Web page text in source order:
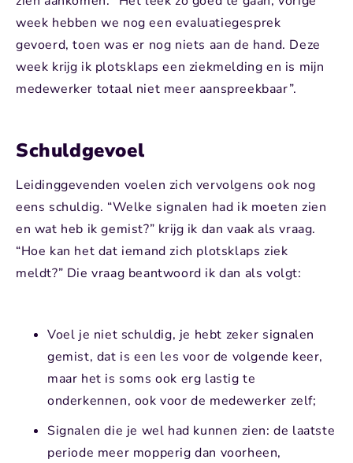
week hebben we nog een evaluatiegesprek
gevoerd, toen was er nog niets aan de hand. Deze
week krijg ik plotsklaps een ziekmelding en is mijn
medewerker totaal niet meer aanspreekbaar”.
Schuldgevoel
Leidinggevenden voelen zich vervolgens ook nog
eens schuldig. “Welke signalen had ik moeten zien
en wat heb ik gemist?” krijg ik dan vaak als vraag.
“Hoe kan het dat iemand zich plotsklaps ziek
meldt?” Die vraag beantwoord ik dan als volgt:
Voel je niet schuldig, je hebt zeker signalen
gemist, dat is een les voor de volgende keer,
maar het is soms ook erg lastig te
onderkennen, ook voor de medewerker zelf;
Signalen die je wel had kunnen zien: de laatste
periode meer mopperig dan voorheen,